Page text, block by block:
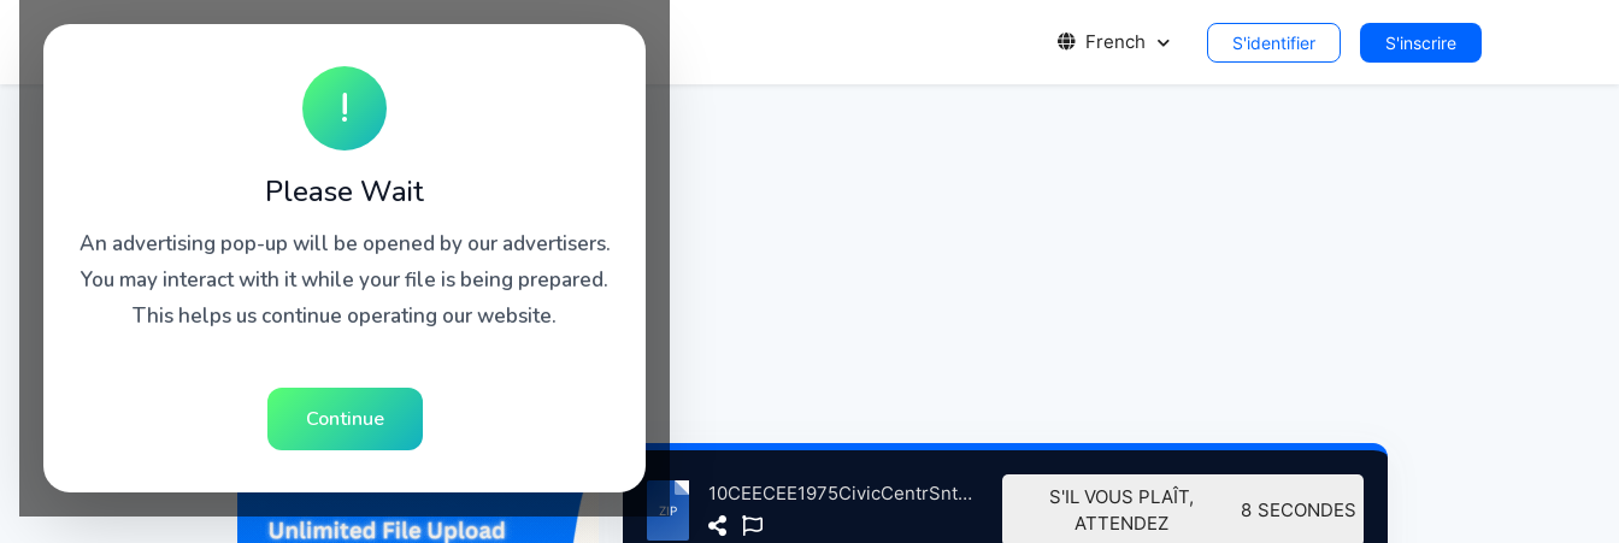
French S'identifier S'inscrire
!
Please Wait
An advertising pop-up will be opened by our advertisers.
You may interact with it while your file is being prepared.
This helps us continue operating our website.
Continue
10CEECEE1975CivicCentrSntaMnicaCA, 11-26-1975 atse.zip
S'IL VOUS PLAÎT,
ATTENDEZ
7 SECONDES